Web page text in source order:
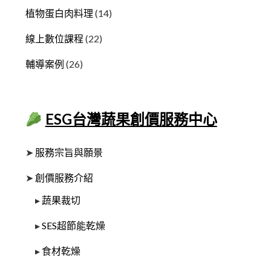
植物蛋白肉料理 (14)
線上數位課程 (22)
輔導案例 (26)
ESG台灣蔬果創價服務中心
➤ 服務宗旨與願景
➤創價服務介紹
▸ 蔬果裁切
▸SES超節能乾燥
▸ 食材乾燥